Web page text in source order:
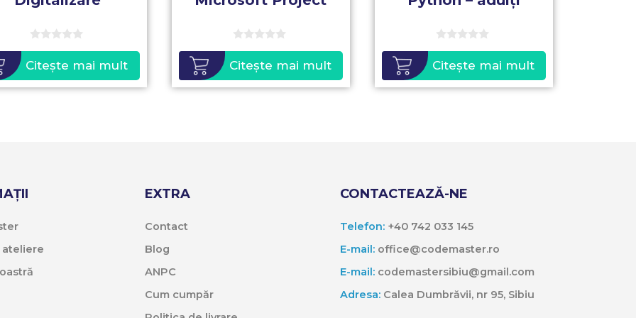
0
o
u
t
o
Citește mai mult
0
o
u
t
o
Citește mai mult
0
o
u
t
o
Citește mai mult
ateliere
EXTRA
Contact
Blog
ANPC
Cum cumpăr
CONTACTEAZĂ-NE
Telefon: +40 742 033 145
E-mail: office@codemaster.ro
E-mail: codemastersibiu@gmail.com
Adresa: Calea Dumbrăvii, nr 95, Sibiu